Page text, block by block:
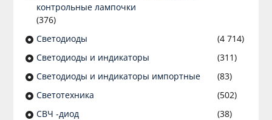
контрольные лампочки
(376)
Светодиоды
(4 714)
Светодиоды и индикаторы
(311)
Светодиоды и индикаторы импортные
(83)
Светотехника
(502)
СВЧ -диод
(38)